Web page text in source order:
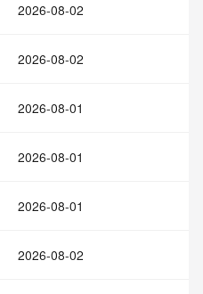
2026-08-02
2026-08-02
2026-08-01
2026-08-01
2026-08-01
2026-08-02